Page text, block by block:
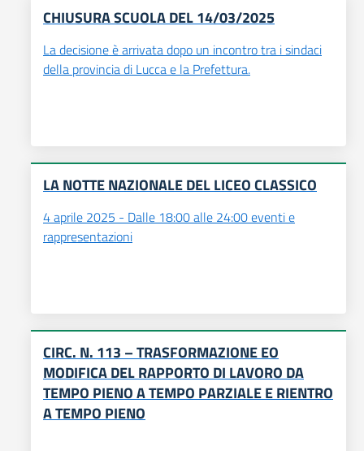
CHIUSURA SCUOLA DEL 14/03/2025
La decisione è arrivata dopo un incontro tra i sindaci
della provincia di Lucca e la Prefettura.
LA NOTTE NAZIONALE DEL LICEO CLASSICO
4 aprile 2025 - Dalle 18:00 alle 24:00 eventi e
rappresentazioni
CIRC. N. 113 – TRASFORMAZIONE EO
MODIFICA DEL RAPPORTO DI LAVORO DA
TEMPO PIENO A TEMPO PARZIALE E RIENTRO
A TEMPO PIENO